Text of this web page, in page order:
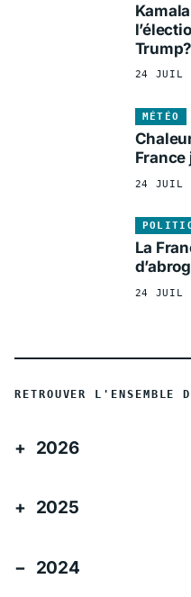
Trump?
24 JUIL
MÉTÉO
France
24 JUIL
La
24 JUIL
RETROUVER L'ENSEMBLE
2026
2025
2024